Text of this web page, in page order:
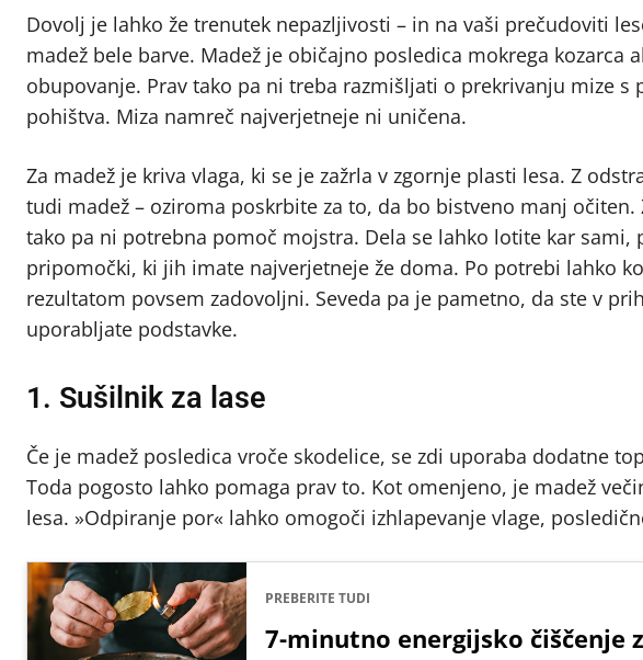
Dovolj je lahko že trenutek nepazljivosti – in na vaši prečudoviti
madež bele barve. Madež je običajno posledica mokrega kozarca
obupovanje. Prav tako pa ni treba razmišljati o prekrivanju mize
pohištva. Miza namreč najverjetneje ni uničena.
Za madež je kriva vlaga, ki se je zažrla v zgornje plasti lesa. Z
tudi madež – oziroma poskrbite za to, da bo bistveno manj
tako pa ni potrebna pomoč mojstra. Dela se lahko lotite kar
pripomočki, ki jih imate najverjetneje že doma. Po potrebi lahko
rezultatom povsem zadovoljni. Seveda pa je pametno, da ste v
uporabljate podstavke.
1. Sušilnik za lase
Če je madež posledica vroče skodelice, se zdi uporaba dodatne
Toda pogosto lahko pomaga prav to. Kot omenjeno, je madež
lesa. »Odpiranje por« lahko omogoči izhlapevanje vlage,
PREBERITE TUDI
7-minutno energijsko čiščenje